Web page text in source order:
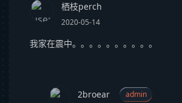
栖枝perch
2020-05-14
我家在震中。。。。。。。。。。
2broear
admin